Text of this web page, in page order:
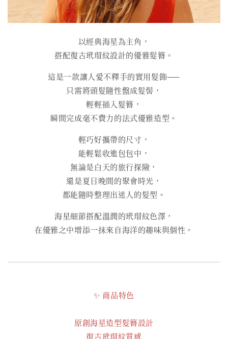
以經典海星為主角，
搭配復古玳瑁紋設計的優雅髮簪。
這是一款讓人愛不釋手的實用髮飾——
只需將頭髮隨性盤成髮髻，
輕輕插入髮簪，
瞬間完成毫不費力的法式優雅造型。
輕巧好攜帶的尺寸，
能輕鬆收進包包中，
無論是白天的旅行探險，
還是夏日晚間的聚會時光，
都能隨時整理出迷人的髮型。
海星細節搭配溫潤的玳瑁紋色澤，
在優雅之中增添一抹來自海洋的趣味與個性。
✨ 商品特色
原創海星造型髮簪設計
復古玳瑁紋質感